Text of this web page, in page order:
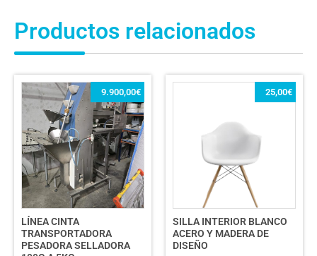
Productos relacionados
LÍNEA CINTA
TRANSPORTADORA
PESADORA SELLADORA
9.900,00€
SILLA INTERIOR BLANCO
ACERO Y MADERA DE
DISEÑO
25,00€